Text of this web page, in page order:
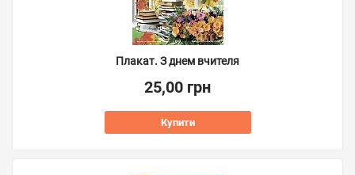
Плакат. З днем вчителя
25,00 грн
Купити